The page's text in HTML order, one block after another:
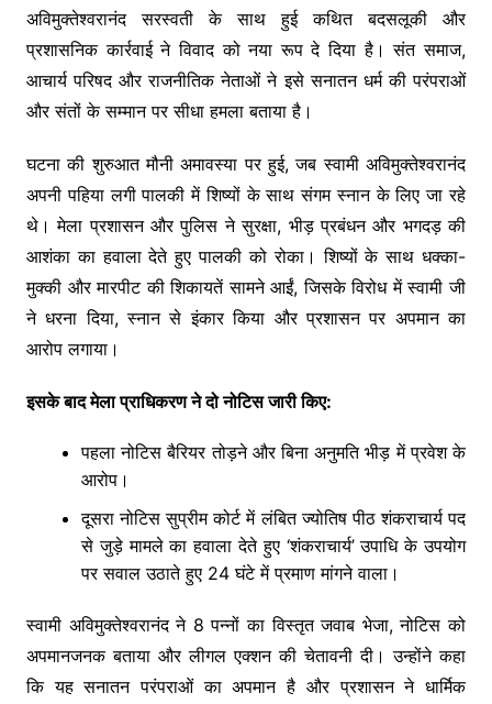
अविमुक्तेश्वरानंद सरस्वती के साथ हुई कथित बदसलूकी और
प्रशासनिक कार्रवाई ने विवाद को नया रूप दे दिया है। संत समाज,
आचार्य परिषद और राजनीतिक नेताओं ने इसे सनातन धर्म की परंपराओं
और संतों के सम्मान पर सीधा हमला बताया है।
घटना की शुरुआत मौनी अमावस्या पर हुई, जब स्वामी अविमुक्तेश्वरानंद
अपनी पहिया लगी पालकी में शिष्यों के साथ संगम स्नान के लिए जा रहे
थे। मेला प्रशासन और पुलिस ने सुरक्षा, भीड़ प्रबंधन और भगदड़ की
आशंका का हवाला देते हुए पालकी को रोका। शिष्यों के साथ धक्का-
मुक्की और मारपीट की शिकायतें सामने आईं, जिसके विरोध में स्वामी जी
ने धरना दिया, स्नान से इंकार किया और प्रशासन पर अपमान का
आरोप लगाया।
इसके बाद मेला प्राधिकरण ने दो नोटिस जारी किए:
पहला नोटिस बैरियर तोड़ने और बिना अनुमति भीड़ में प्रवेश के
आरोप।
दूसरा नोटिस सुप्रीम कोर्ट में लंबित ज्योतिष पीठ शंकराचार्य पद
से जुड़े मामले का हवाला देते हुए ‘शंकराचार्य’ उपाधि के उपयोग
पर सवाल उठाते हुए 24 घंटे में प्रमाण मांगने वाला।
स्वामी अविमुक्तेश्वरानंद ने 8 पन्नों का विस्तृत जवाब भेजा, नोटिस को
अपमानजनक बताया और लीगल एक्शन की चेतावनी दी। उन्होंने कहा
कि यह सनातन परंपराओं का अपमान है और प्रशासन ने धार्मिक